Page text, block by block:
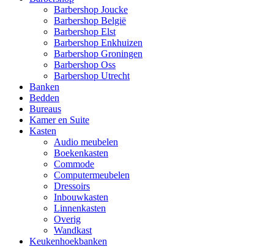
Barbershop Joucke
Barbershop België
Barbershop Elst
Barbershop Enkhuizen
Barbershop Groningen
Barbershop Oss
Barbershop Utrecht
Banken
Bedden
Bureaus
Kamer en Suite
Kasten
Audio meubelen
Boekenkasten
Commode
Computermeubelen
Dressoirs
Inbouwkasten
Linnenkasten
Overig
Wandkast
Keukenhoekbanken